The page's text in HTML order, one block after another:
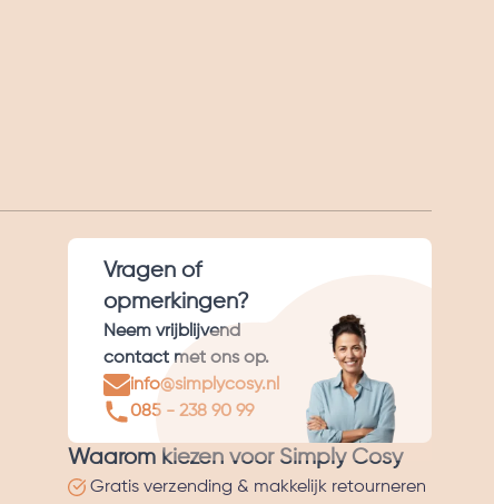
Vragen of
opmerkingen?
Neem vrijblijvend
contact met ons op.
info@simplycosy.nl
085 - 238 90 99
Waarom kiezen voor Simply Cosy
Gratis verzending & makkelijk retourneren